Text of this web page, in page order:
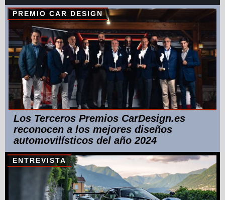
PREMIO CAR DESIGN
Los Terceros Premios CarDesign.es
reconocen a los mejores diseños
automovilísticos del año 2024
ENTREVISTA